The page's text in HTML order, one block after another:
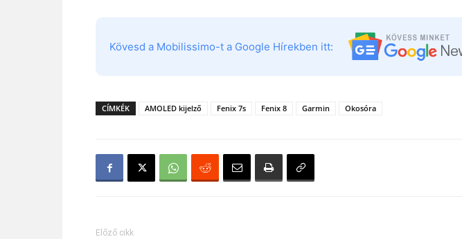
Kövesd a Mobilissimo-t a Google Hírekben itt:
CÍMKÉK AMOLED kijelző Fenix 7s Fenix 8 Garmin Okosóra
Előző cikk